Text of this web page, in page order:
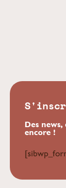
Des
encore !